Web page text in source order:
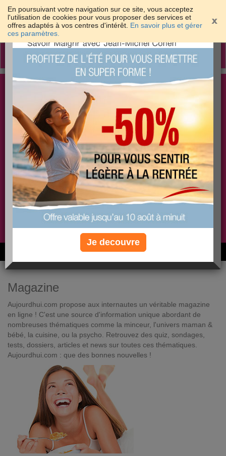
En poursuivant votre navigation sur ce site, vous acceptez
l'utilisation de cookies pour vous proposer des services et
offres adaptés à vos centres d'intérêt. En savoir plus et gérer
ces paramètres.
Toggle
Les meilleures solutions pour maigrir et être bien
dans sa peau
PLUS
EFFICACE
PLUS
SANTÉ
PLUS
COACHING
Non, je préfère le régime gratuit
6M de personnes ont maigri et réappris à manger avec nous
Magazine
Aujourdhui.com propose aux internautes un véritable magazine
en ligne ! C'est une source d'information unique abordant de
nombreuses thématiques comme la minceur, l'univers maman &
bébé, la cuisine, ou la psycho. Retrouvez des quiz, sondages,
tests, dossiers, articles et news sur toutes ces thématiques.
Aujourdhui.com : que des bonnes nouvelles !
×
Je decouvre